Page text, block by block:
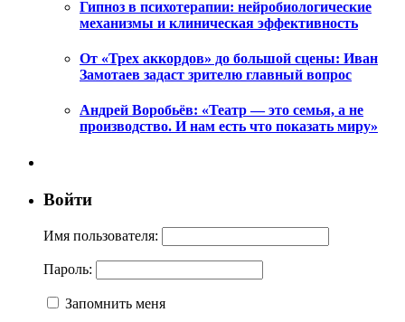
Гипноз в психотерапии: нейробиологические
механизмы и клиническая эффективность
От «Трех аккордов» до большой сцены: Иван
Замотаев задаст зрителю главный вопрос
Андрей Воробьёв: «Театр — это семья, а не
производство. И нам есть что показать миру»
Войти
Имя пользователя:
Пароль:
Запомнить меня